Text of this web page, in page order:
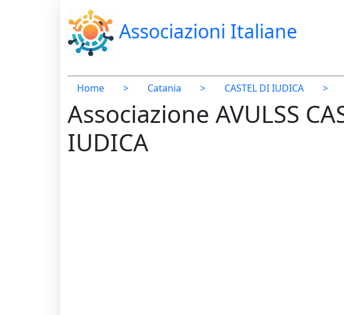
Associazioni Italiane
Home > Catania > CASTEL DI IUDICA >
Associazione AVULSS
IUDICA